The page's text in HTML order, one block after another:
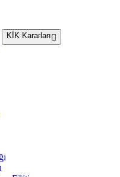
KİK Kararları